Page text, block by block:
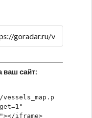
ваш сайт:
iframe>